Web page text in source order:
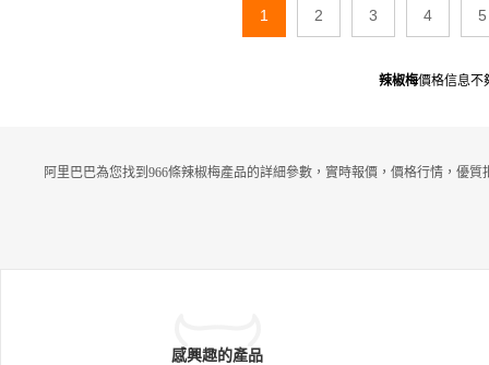
1 2 3 4 5
辣椒梅價格信息不
阿里巴巴為您找到966條辣椒梅產品的詳細參數，實時報價，價格行情，優質
感興趣的產品